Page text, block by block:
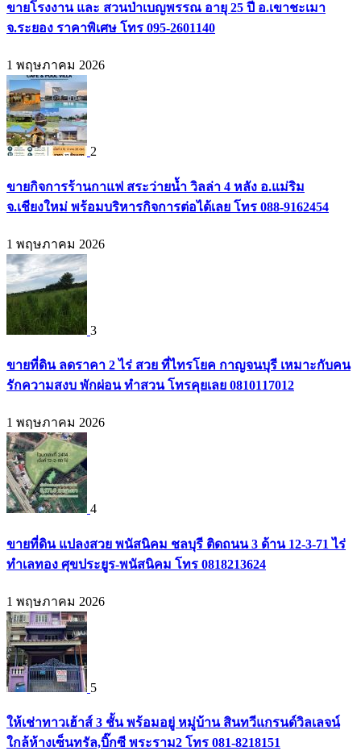
ขายโรงงาน และ สวนป่าเบญพรรณ อายุ 25 ปี อ.เขาชะเมา
จ.ระยอง ราคาพิเศษ โทร 095-2601140
1 พฤษภาคม 2026
2
ขายกิจการร้านกาแฟ สระว่ายน้ำ วิลล่า 4 หลัง อ.แม่ริม
จ.เชียงใหม่ พร้อมบริหารกิจการต่อได้เลย โทร 088-9162454
1 พฤษภาคม 2026
3
ขายที่ดิน ลดราคา 2 ไร่ สวย ที่ไทรโยค กาญจนบุรี เหมาะกับคน
รักความสงบ พักผ่อน ทำสวน โทรคุยเลย 0810117012
1 พฤษภาคม 2026
4
ขายที่ดิน แปลงสวย พนัสนิคม ชลบุรี ติดถนน 3 ด้าน 12-3-71 ไร่
ทำเลทอง ศุขประยูร-พนัสนิคม โทร 0818213624
1 พฤษภาคม 2026
5
ให้เช่าทาวเฮ้าส์ 3 ชั้น พร้อมอยู่ หมู่บ้าน สินทวีแกรนด์วิลเลจน์
ใกล้ห้างเซ็นทรัล,บิ๊กซี พระราม2 โทร 081-8218151